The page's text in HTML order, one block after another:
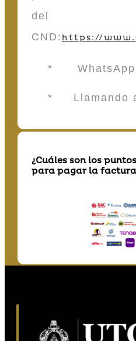
del
CND: https://
* WhatsApp
* Llamando
¿Cuáles son los
para pagar la factura